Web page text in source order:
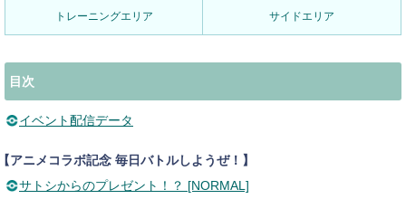
トレーニングエリア サイドエリア
目次
イベント配信データ
アニメコラボ記念 毎日バトルしようぜ！】
サトシからのプレゼント！？ [NORMAL]